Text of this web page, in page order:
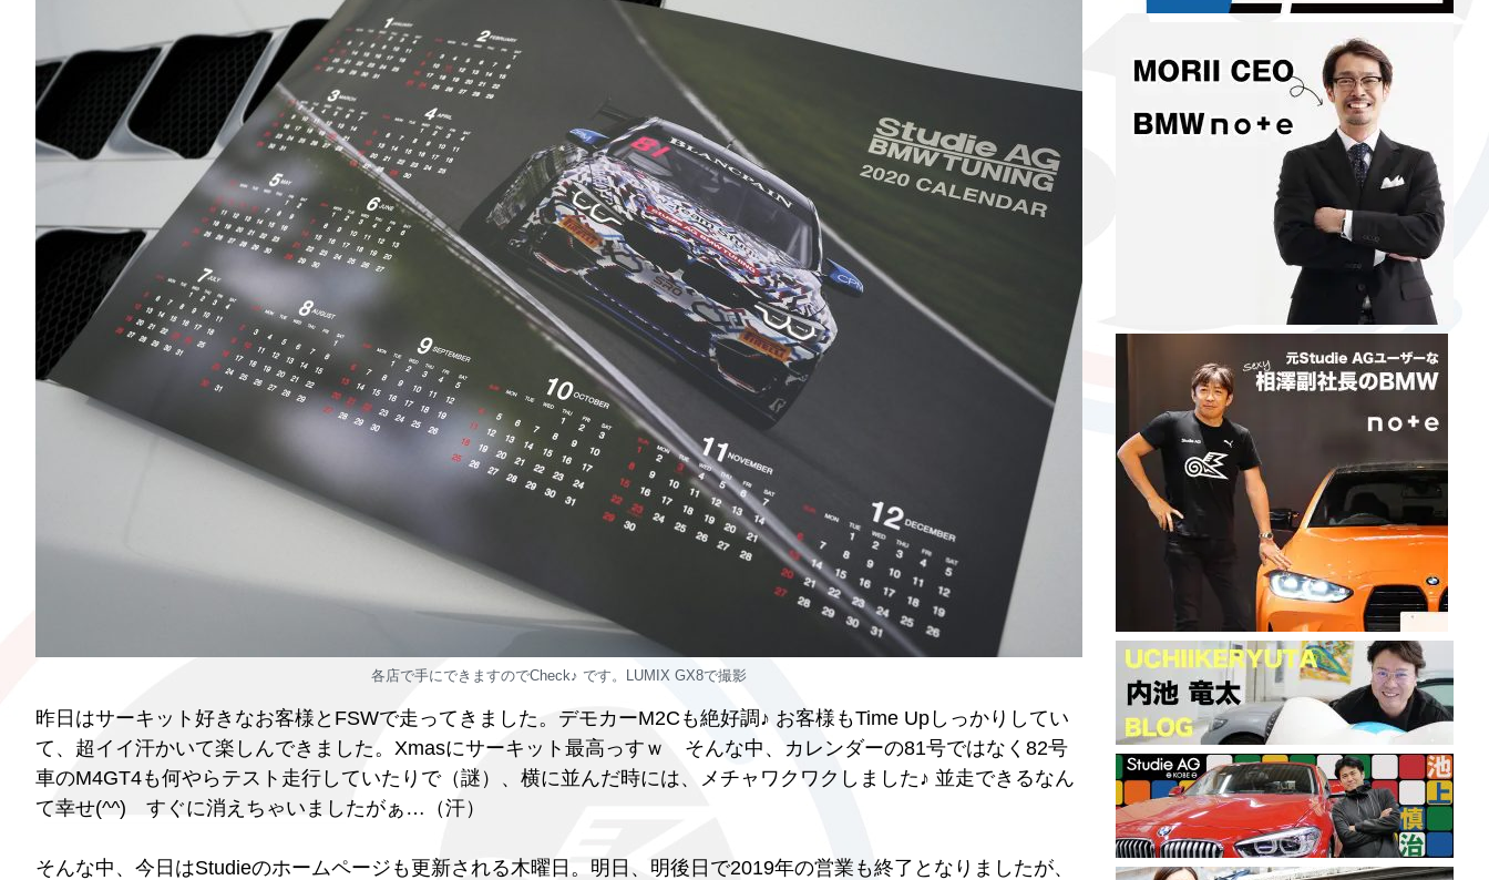
各店で手にできますのでCheck♪ です。LUMIX GX8で撮影
昨日はサーキット好きなお客様とFSWで走ってきました。デモカーM2Cも絶好調♪ お客様もTime Upしっかりしてい
て、超イイ汗かいて楽しんできました。Xmasにサーキット最高っすｗ そんな中、カレンダーの81号ではなく82号
車のM4GT4も何やらテスト走行していたりで（謎）、横に並んだ時には、メチャワクワクしました♪ 並走できるなん
て幸せ(^^) すぐに消えちゃいましたがぁ…（汗）
そんな中、今日はStudieのホームページも更新される木曜日。明日、明後日で2019年の営業も終了となりましたが、